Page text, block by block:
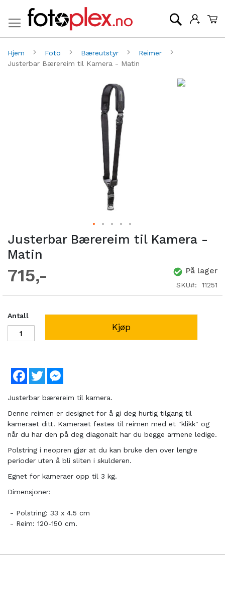
Søk
Hjem Foto Bæreutstyr
Reimer
Justerbar Bærereim til Kamera - Matin
Justerbar Bærereim til Kamera -
Matin
715 På lager
SKU 11251
Antall
Kjøp
Facebook
Twitter
Justerbar bærereim til kamera.
Denne reimen er designet for å gi deg hurtig tilgang til
kameraet ditt. Kameraet festes til reimen med et "klikk" og
når du har den på deg diagonalt har du begge armene ledige.
Polstring i neopren gjør at du kan bruke den over lengre
perioder uten å bli sliten i skulderen.
Egnet for kameraer opp til 3 kg.
Dimensjoner:
- Polstring: 33 x 4.5 cm
- Reim: 120-150 cm.